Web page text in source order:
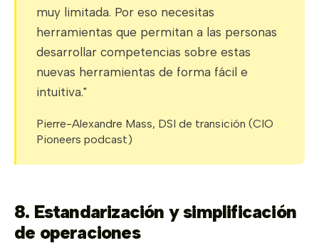
muy limitada. Por eso necesitas
herramientas que permitan a las personas
desarrollar competencias sobre estas
nuevas herramientas de forma fácil e
intuitiva."
Pierre-Alexandre Mass, DSI de transición (CIO
Pioneers podcast)
8. Estandarización y simplificación
de operaciones